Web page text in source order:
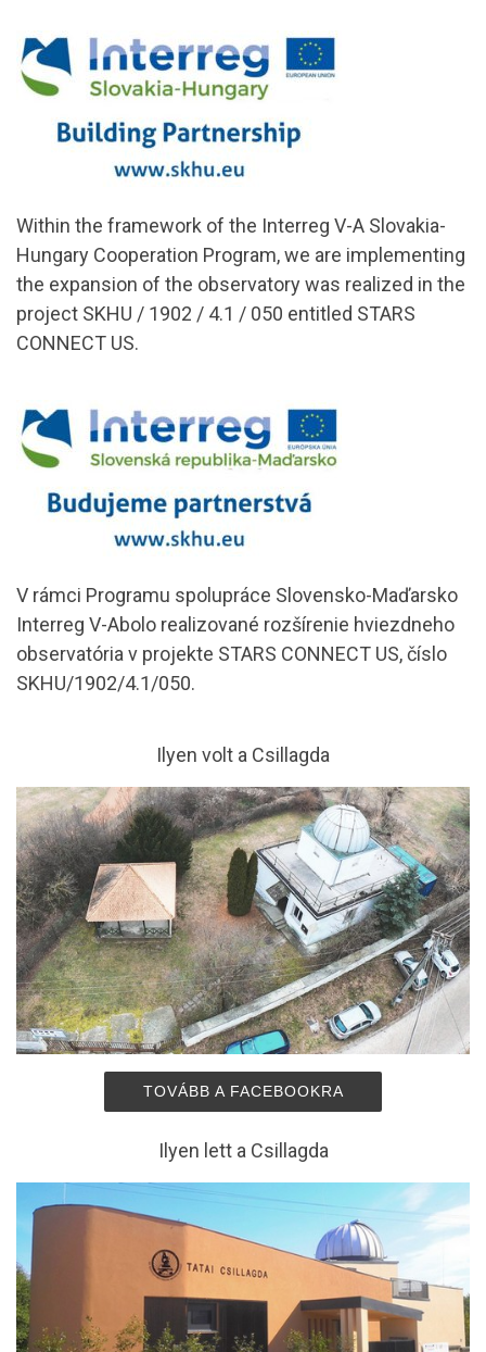
Within the framework of the Interreg V-A Slovakia-
Hungary Cooperation Program, we are implementing
the expansion of the observatory was realized in the
project SKHU / 1902 / 4.1 / 050 entitled STARS
CONNECT US.
V rámci Programu spolupráce Slovensko-Maďarsko
Interreg V-Abolo realizované rozšírenie hviezdneho
observatória v projekte STARS CONNECT US, číslo
SKHU/1902/4.1/050.
Ilyen volt a Csillagda
TOVÁBB A FACEBOOKRA
Ilyen lett a Csillagda